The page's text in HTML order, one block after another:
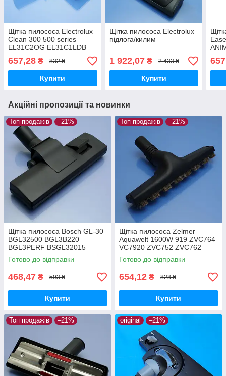
Щітка пилососа Electrolux
Clean 300 500 series
EL31C2OG EL31C1LDB
EL51C2SW EL51A2UG
підлога/килим (031624-
EL31C2OG)
657,28 ₴ 832 ₴
Купити
Щітка пилососа Electrolux
підлога/килим
1 922,07₴ 2 433 ₴
Купити
Акційні пропозиції та новинки
Топ продажів –21%
Щітка пилососа Bosch GL-30
BGL32500 BGL3B220
BGL3PERF BSGL32015
BSGL32030 BSGL3210RU
BSGL32383 BSGL32500
двохрежимна
Готово до відправки
468,47 ₴ 593 ₴
Купити
Топ продажів –21%
Щітка пилососа Zelmer
Aquawelt 1600W 919 ZVC764
VC7920 ZVC752 ZVC762
ZVC763 Aquos 829 ZVC722
Aquario 819 ZVC712 ламінат
та паркет
Готово до відправки
654,12 ₴ 828 ₴
Купити
Топ продажів –21% original –21%